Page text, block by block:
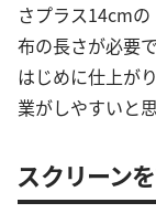
さプラス14cmの
布の長さが必要で
はじめに仕上が
業がしやすいと思
スクリーン